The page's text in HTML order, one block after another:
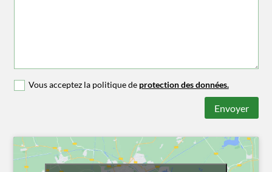
Vous acceptez la politique de protection des données.
Envoyer